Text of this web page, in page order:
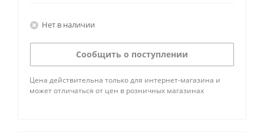
Нет в наличии
Сообщить о поступлении
Цена действительна только для интернет-магазина и
может отличаться от цен в розничных магазинах